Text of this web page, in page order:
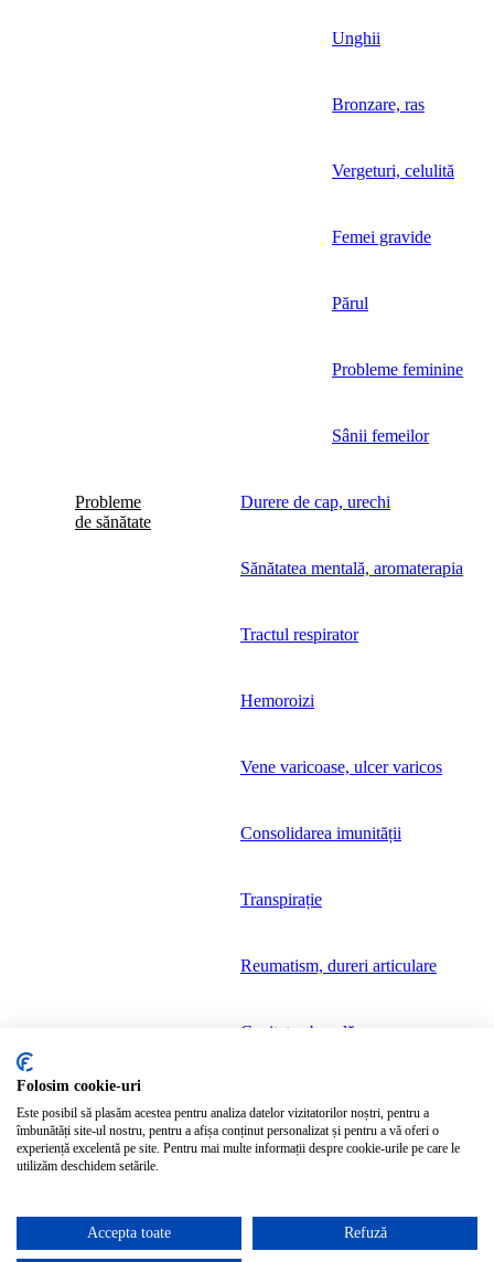
Unghii
Bronzare, ras
Vergeturi, celulită
Femei gravide
Părul
Probleme feminine
Sânii femeilor
Probleme
de sănătate
Durere de cap, urechi
Sănătatea mentală, aromaterapia
Tractul respirator
Hemoroizi
Vene varicoase, ulcer varicos
Consolidarea imunității
Transpirație
Reumatism, dureri articulare
Cavitatea bucală
Coș de cumpărături
Folosim cookie-uri
Este posibil să plasăm acestea pentru analiza datelor vizitatorilor noștri, pentru a
îmbunătăți site-ul nostru, pentru a afișa conținut personalizat și pentru a vă oferi o
experiență excelentă pe site. Pentru mai multe informații despre cookie-urile pe care le
utilizăm deschidem setările.
Accepta toate Refuză